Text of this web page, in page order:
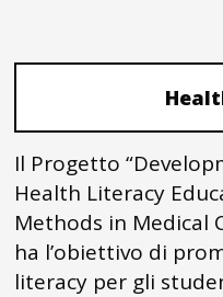
Il Progetto
Health Literacy
Methods in Medical
ha l’obiettivo di
literacy per gli